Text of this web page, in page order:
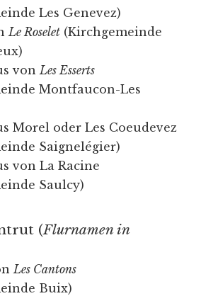
Les Genevez)
Le Roselet(Kirchgemeinde
von Les Esserts
Montfaucon-Les
Morel oder Les Coeudevez
Saignelégier)
von La Racine
Saulcy)
(Flurnamen in
Les Cantons
Buix)